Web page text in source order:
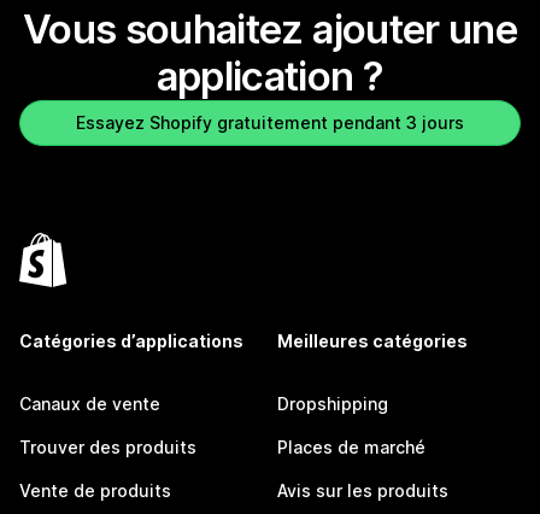
Vous souhaitez ajouter une
application ?
Essayez Shopify gratuitement pendant 3 jours
Catégories d’applications
Canaux de vente
Trouver des produits
Vente de produits
Meilleures catégories
Dropshipping
Places de marché
Avis sur les produits